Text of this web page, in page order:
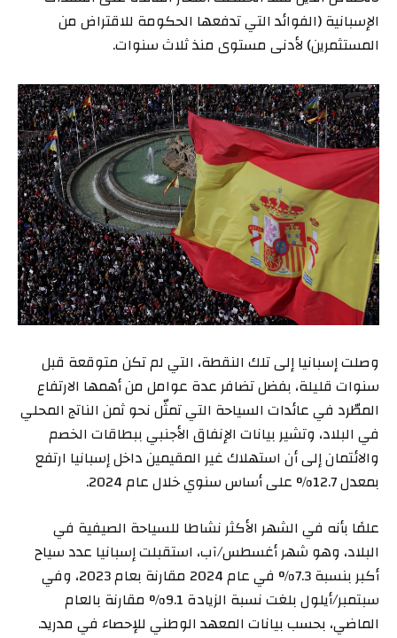
الإسبانية (الفوائد التي تدفعها الحكومة للاقتراض من
المستثمرين) لأدنى مستوى منذ ثلاث سنوات.
وصلت إسبانيا إلى تلك النقطة، التي لم تكن متوقعة قبل
سنوات قليلة، بفضل تضافر عدة عوامل من أهمها الارتفاع
المطّرد في عائدات السياحة التي تمثّل نحو ثمن الناتج المحلي
في البلاد، وتشير بيانات الإنفاق الأجنبي ببطاقات الخصم
والائتمان إلى أن استهلاك غير المقيمين داخل إسبانيا ارتفع
بمعدل 12.7% على أساس سنوي خلال عام 2024.
علمًا بأنه في الشهر الأكثر نشاطا للسياحة الصيفية في
البلاد، وهو شهر أغسطس/آب، استقبلت إسبانيا عدد سياح
أكبر بنسبة 7.3% في عام 2024 مقارنة بعام 2023، وفي
سبتمبر/أيلول بلغت نسبة الزيادة 9.1% مقارنة بالعام
الماضي، بحسب بيانات المعهد الوطني للإحصاء في مدريد.